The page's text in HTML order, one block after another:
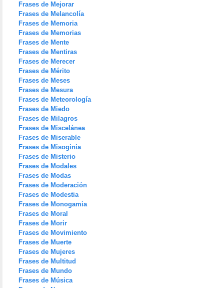
Frases de Mejorar
Frases de Melancolía
Frases de Memoria
Frases de Memorias
Frases de Mente
Frases de Mentiras
Frases de Merecer
Frases de Mérito
Frases de Meses
Frases de Mesura
Frases de Meteorología
Frases de Miedo
Frases de Milagros
Frases de Miscelánea
Frases de Miserable
Frases de Misoginia
Frases de Misterio
Frases de Modales
Frases de Modas
Frases de Moderación
Frases de Modestia
Frases de Monogamia
Frases de Moral
Frases de Morir
Frases de Movimiento
Frases de Muerte
Frases de Mujeres
Frases de Multitud
Frases de Mundo
Frases de Música